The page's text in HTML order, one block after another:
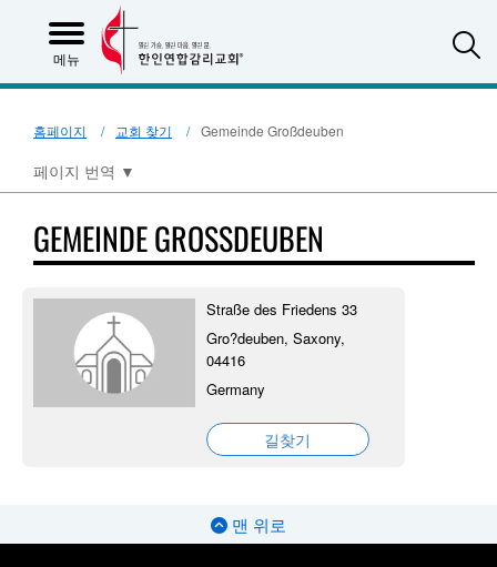
메뉴
홈페이지 교회 찾기 Gemeinde Großdeuben
페이지 번역 ▼
GEMEINDE GROSSDEUBEN
Straße des Friedens 33
Gro?deuben, Saxony,
04416
Germany
길찾기
맨 위로